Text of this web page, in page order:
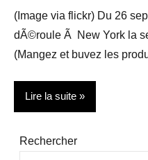
(Image via flickr) Du 26
dÃ©roule Ã New York la
(Mangez et buvez les
Lire la suite
Actualité
Rechercher